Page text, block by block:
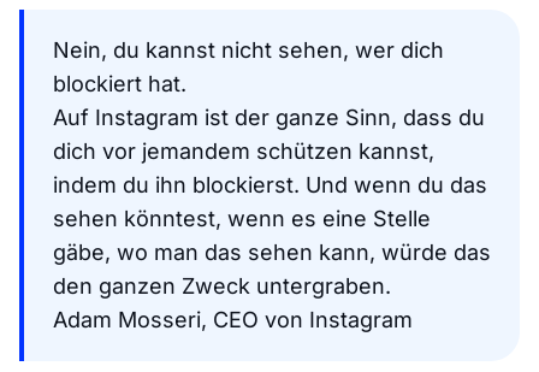
Nein, du kannst nicht sehen, wer dich
blockiert hat.
Auf Instagram ist der ganze Sinn, dass du
dich vor jemandem schützen kannst,
indem du ihn blockierst. Und wenn du das
sehen könntest, wenn es eine Stelle
gäbe, wo man das sehen kann, würde das
den ganzen Zweck untergraben.
Adam Mosseri, CEO von Instagram